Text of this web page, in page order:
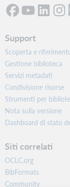
Support
Scoperta e
Gestione biblioteca
Servizi metadati
Condivisione risorse
Strumenti per
Nota sulla versione
Dashboard di stato
Siti correlati
OCLC.org
BibFormats
Community